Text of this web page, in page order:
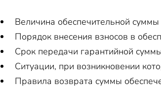
Величина обеспечительной
Порядок внесения взносов в
Срок передачи гарантийной
Ситуации, при возникновении
Правила возврата суммы